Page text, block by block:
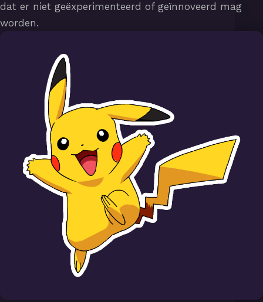
dat er niet geëxperimenteerd of geïnnoveerd mag
worden.